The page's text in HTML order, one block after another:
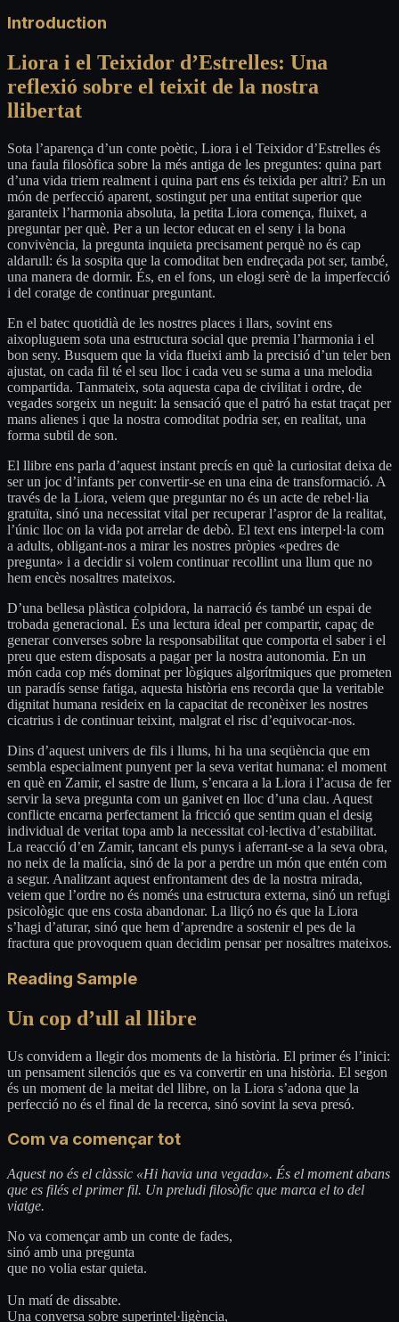
Introduction
Liora i el Teixidor d’Estrelles: Una
reflexió sobre el teixit de la nostra
llibertat
Sota l’aparença d’un conte poètic, Liora i el Teixidor d’Estrelles és
una faula filosòfica sobre la més antiga de les preguntes: quina part
d’una vida triem realment i quina part ens és teixida per altri? En un
món de perfecció aparent, sostingut per una entitat superior que
garanteix l’harmonia absoluta, la petita Liora comença, fluixet, a
preguntar per què. Per a un lector educat en el seny i la bona
convivència, la pregunta inquieta precisament perquè no és cap
aldarull: és la sospita que la comoditat ben endreçada pot ser, també,
una manera de dormir. És, en el fons, un elogi serè de la imperfecció
i del coratge de continuar preguntant.
En el batec quotidià de les nostres places i llars, sovint ens
aixopluguem sota una estructura social que premia l’harmonia i el
bon seny. Busquem que la vida flueixi amb la precisió d’un teler ben
ajustat, on cada fil té el seu lloc i cada veu se suma a una melodia
compartida. Tanmateix, sota aquesta capa de civilitat i ordre, de
vegades sorgeix un neguit: la sensació que el patró ha estat traçat per
mans alienes i que la nostra comoditat podria ser, en realitat, una
forma subtil de son.
El llibre ens parla d’aquest instant precís en què la curiositat deixa de
ser un joc d’infants per convertir-se en una eina de transformació. A
través de la Liora, veiem que preguntar no és un acte de rebel·lia
gratuïta, sinó una necessitat vital per recuperar l’aspror de la realitat,
l’únic lloc on la vida pot arrelar de debò. El text ens interpel·la com
a adults, obligant-nos a mirar les nostres pròpies «pedres de
pregunta» i a decidir si volem continuar recollint una llum que no
hem encès nosaltres mateixos.
D’una bellesa plàstica colpidora, la narració és també un espai de
trobada generacional. És una lectura ideal per compartir, capaç de
generar converses sobre la responsabilitat que comporta el saber i el
preu que estem disposats a pagar per la nostra autonomia. En un
món cada cop més dominat per lògiques algorítmiques que prometen
un paradís sense fatiga, aquesta història ens recorda que la veritable
dignitat humana resideix en la capacitat de reconèixer les nostres
cicatrius i de continuar teixint, malgrat el risc d’equivocar-nos.
Dins d’aquest univers de fils i llums, hi ha una seqüència que em
sembla especialment punyent per la seva veritat humana: el moment
en què en Zamir, el sastre de llum, s’encara a la Liora i l’acusa de fer
servir la seva pregunta com un ganivet en lloc d’una clau. Aquest
conflicte encarna perfectament la fricció que sentim quan el desig
individual de veritat topa amb la necessitat col·lectiva d’estabilitat.
La reacció d’en Zamir, tancant els punys i aferrant-se a la seva obra,
no neix de la malícia, sinó de la por a perdre un món que entén com
a segur. Analitzant aquest enfrontament des de la nostra mirada,
veiem que l’ordre no és només una estructura externa, sinó un refugi
psicològic que ens costa abandonar. La lliçó no és que la Liora
s’hagi d’aturar, sinó que hem d’aprendre a sostenir el pes de la
fractura que provoquem quan decidim pensar per nosaltres mateixos.
Reading Sample
Un cop d’ull al llibre
Us convidem a llegir dos moments de la història. El primer és l’inici:
un pensament silenciós que es va convertir en una història. El segon
és un moment de la meitat del llibre, on la Liora s’adona que la
perfecció no és el final de la recerca, sinó sovint la seva presó.
Com va començar tot
Aquest no és el clàssic «Hi havia una vegada». És el moment abans
que es filés el primer fil. Un preludi filosòfic que marca el to del
viatge.
No va començar amb un conte de fades,
sinó amb una pregunta
que no volia estar quieta.
Un matí de dissabte.
Una conversa sobre superintel·ligència,